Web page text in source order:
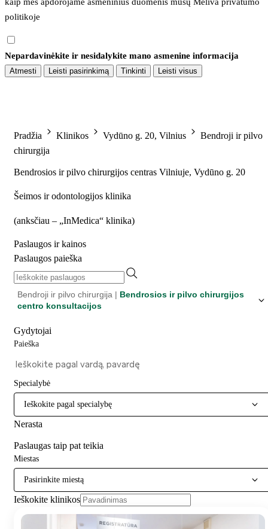
politikoje
Nepardavinėkite ir nesidalykite mano asmenine informacija
Atmesti Leisti pasirinkimą Tinkinti Leisti visus
Pradžia Klinikos Vydūno g. 20, Vilnius
Bendroji ir pilvo
chirurgija
Bendrosios ir pilvo chirurgijos centras Vilniuje, Vydūno g. 20
Šeimos ir odontologijos klinika
(anksčiau – „InMedica“ klinika)
Paslaugos ir kainos
Paslaugos paieška
Bendroji ir pilvo chirurgija | Bendrosios ir pilvo chirurgijos
centro konsultacijos
Gydytojai
Paieška
Specialybė
Ieškokite pagal specialybę
Nerasta
Paslaugas taip pat teikia
Miestas
Pasirinkite miestą
Ieškokite klinikos